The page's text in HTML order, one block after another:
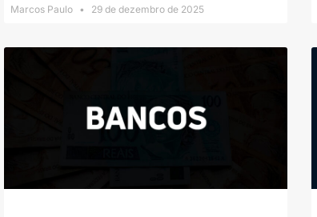
Marcos Paulo 29 de dezembro de 2025